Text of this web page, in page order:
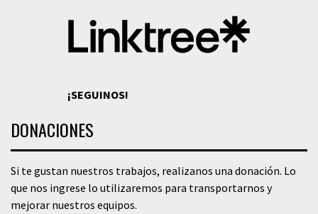
¡SEGUINOS!
DONACIONES
Si te gustan nuestros trabajos, realizanos una donación. Lo
que nos ingrese lo utilizaremos para transportarnos y
mejorar nuestros equipos.